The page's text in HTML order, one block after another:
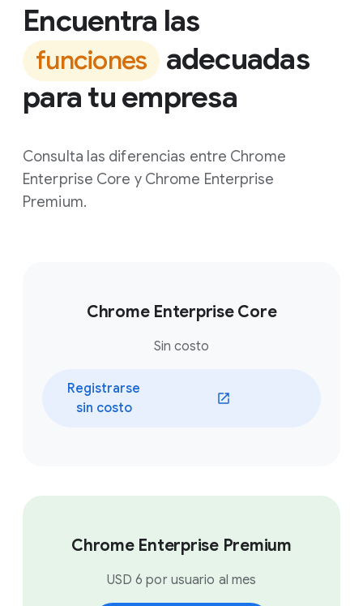
Encuentra las
funciones
adecuadas
para tu empresa
Consulta las diferencias entre Chrome
Enterprise Core y Chrome Enterprise
Premium.
Chrome Enterprise Core
Sin costo
Registrarse
sin costo
Chrome Enterprise Premium
USD 6 por usuario al mes